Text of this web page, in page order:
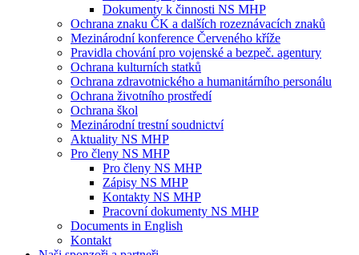
Dokumenty k činnosti NS MHP
Ochrana znaku ČK a dalších rozeznávacích znaků
Mezinárodní konference Červeného kříže
Pravidla chování pro vojenské a bezpeč. agentury
Ochrana kulturních statků
Ochrana zdravotnického a humanitárního personálu
Ochrana životního prostředí
Ochrana škol
Mezinárodní trestní soudnictví
Aktuality NS MHP
Pro členy NS MHP
Pro členy NS MHP
Zápisy NS MHP
Kontakty NS MHP
Pracovní dokumenty NS MHP
Documents in English
Kontakt